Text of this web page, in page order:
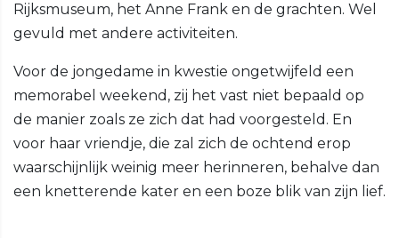
Rijksmuseum, het Anne Frank en de grachten. Wel
gevuld met andere activiteiten.
Voor de jongedame in kwestie ongetwijfeld een
memorabel weekend, zij het vast niet bepaald op
de manier zoals ze zich dat had voorgesteld. En
voor haar vriendje, die zal zich de ochtend erop
waarschijnlijk weinig meer herinneren, behalve dan
een knetterende kater en een boze blik van zijn lief.